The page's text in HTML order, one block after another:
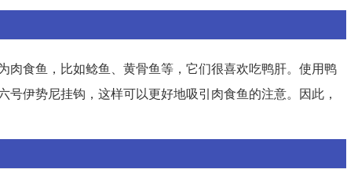
食鱼，比如鲶鱼、黄骨鱼等，它们很喜欢吃鸭肝。使用鸭
伊势尼挂钩，这样可以更好地吸引肉食鱼的注意。因此，